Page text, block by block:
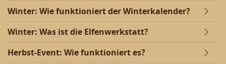
Winter: Wie funktioniert der Winterkalender?
Winter: Was ist die Elfenwerkstatt?
Herbst-Event: Wie funktioniert es?